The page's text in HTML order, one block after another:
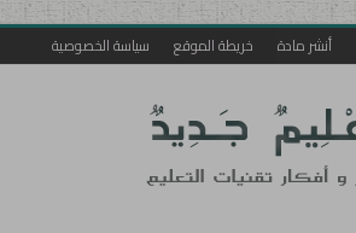
أنشر مادة خريطة الموقع سياسة الخصوصية